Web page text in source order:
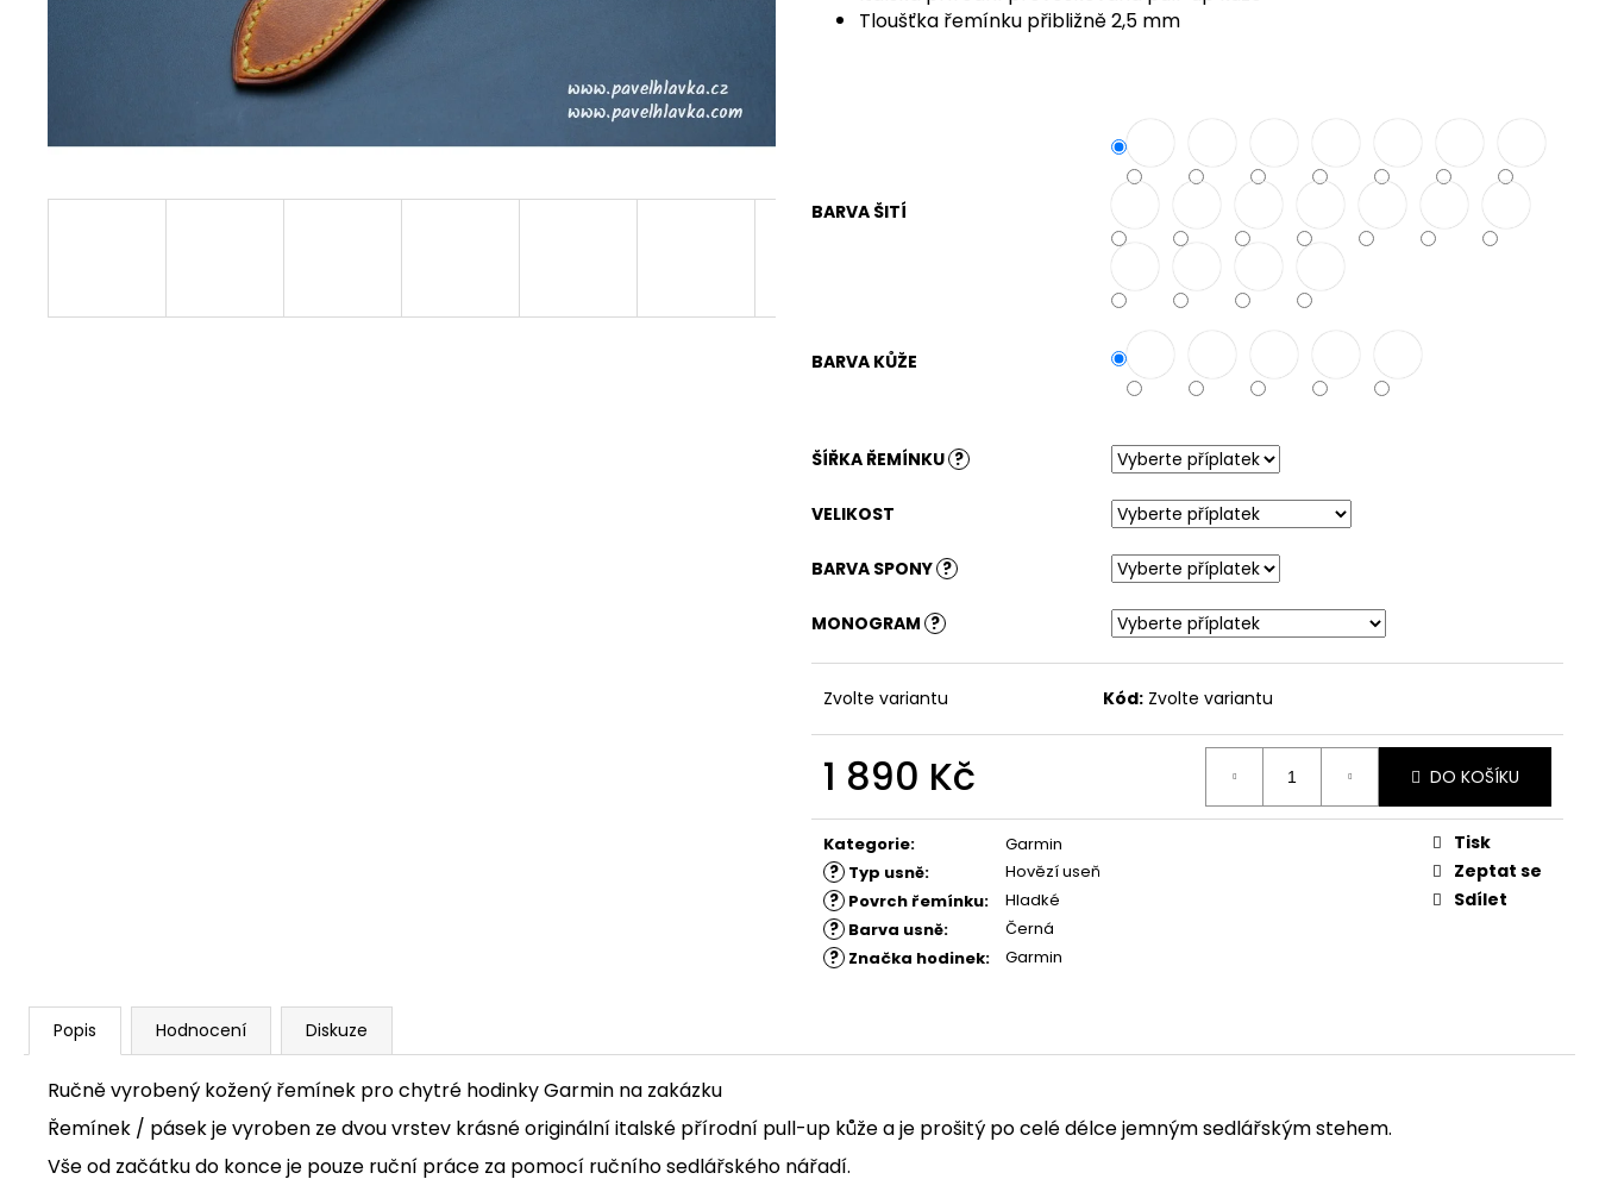
Tloušťka řemínku přibližně 2,5 mm
BARVA ŠITÍ
BARVA KŮŽE
ŠÍŘKA ŘEMÍNKU ?
VELIKOST
BARVA SPONY ?
MONOGRAM ?
Zvolte variantu Kód: Zvolte variantu
1 890 Kč DO KOŠÍKU
Kategorie: Garmin
? Typ usně: Hovězí useň
? Povrch řemínku: Hladké
? Barva usně: Černá
? Značka hodinek: Garmin
Tisk
Zeptat se
Sdílet
Popis Hodnocení Diskuze
Ručně vyrobený kožený řemínek pro chytré hodinky Garmin na zakázku
Řemínek / pásek je vyroben ze dvou vrstev krásné originální italské přírodní pull-up kůžea je prošitý po celé délce jemným sedlářským stehem.
Vše od začátku do konce je pouze ruční práce za pomocí ručního sedlářského nářadí.